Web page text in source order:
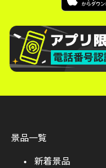
景品一覧
新着景品